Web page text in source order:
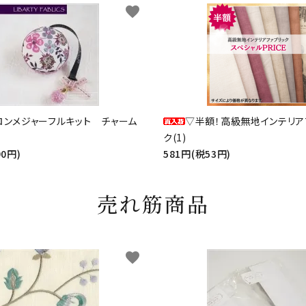
ンメジャーフルキット チャーム
円)
favorite
▽半額！高級無地インテリア
ク(1)
581円(税53円)
売れ筋商品
favorite